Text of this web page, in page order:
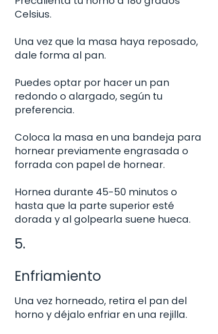
Celsius.
Una vez que la masa haya reposado,
dale forma al pan.
Puedes optar por hacer un pan
redondo o alargado, según tu
preferencia.
Coloca la masa en una bandeja para
hornear previamente engrasada o
forrada con papel de hornear.
Hornea durante 45-50 minutos o
hasta que la parte superior esté
dorada y al golpearla suene hueca.
5.
Enfriamiento
Una vez horneado, retira el pan del
horno y déjalo enfriar en una rejilla.